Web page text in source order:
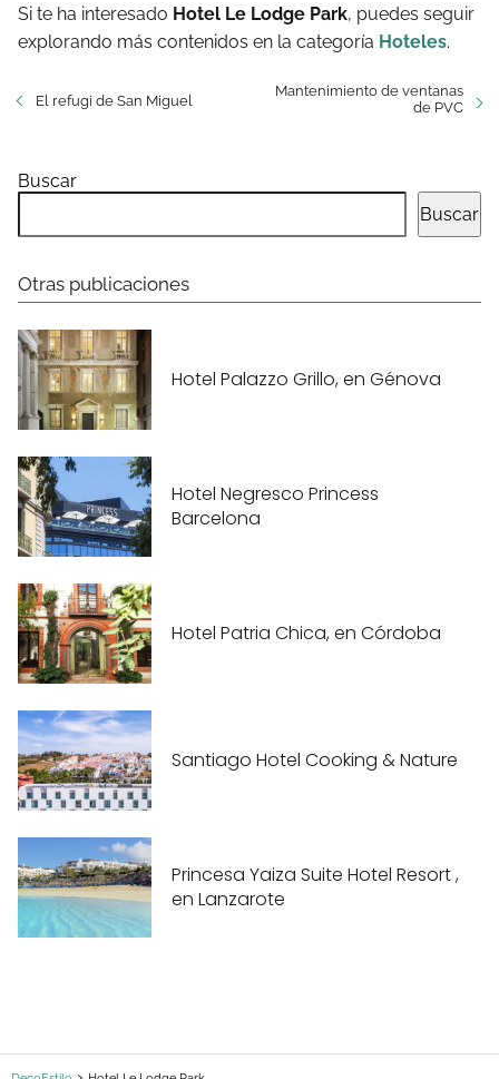
Si te ha interesado Hotel Le Lodge Park, puedes seguir
explorando más contenidos en la categoría Hoteles.
El refugi de San Miguel
Mantenimiento de ventanas
de PVC
Buscar
Buscar
Otras publicaciones
Hotel Palazzo Grillo, en Génova
Hotel Negresco Princess
Barcelona
Hotel Patria Chica, en Córdoba
Santiago Hotel Cooking & Nature
Princesa Yaiza Suite Hotel Resort ,
en Lanzarote